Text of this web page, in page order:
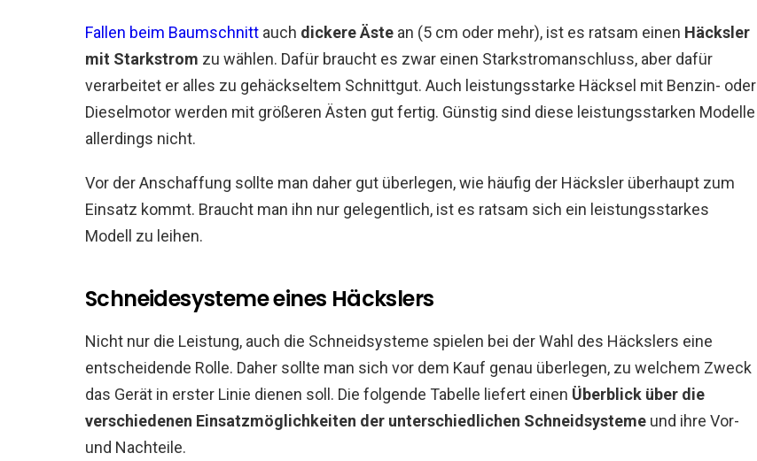
Fallen beim Baumschnitt auch dickere Äste an (5 cm oder mehr), ist es ratsam einen Häcksler
mit Starkstrom zu wählen. Dafür braucht es zwar einen Starkstromanschluss, aber dafür
verarbeitet er alles zu gehäckseltem Schnittgut. Auch leistungsstarke Häcksel mit Benzin- oder
Dieselmotor werden mit größeren Ästen gut fertig. Günstig sind diese leistungsstarken Modelle
allerdings nicht.
Vor der Anschaffung sollte man daher gut überlegen, wie häufig der Häcksler überhaupt zum
Einsatz kommt. Braucht man ihn nur gelegentlich, ist es ratsam sich ein leistungsstarkes
Modell zu leihen.
Schneidesysteme eines Häckslers
Nicht nur die Leistung, auch die Schneidsysteme spielen bei der Wahl des Häckslers eine
entscheidende Rolle. Daher sollte man sich vor dem Kauf genau überlegen, zu welchem Zweck
das Gerät in erster Linie dienen soll. Die folgende Tabelle liefert einen Überblick über die
verschiedenen Einsatzmöglichkeiten der unterschiedlichen Schneidsysteme und ihre Vor-
und Nachteile.